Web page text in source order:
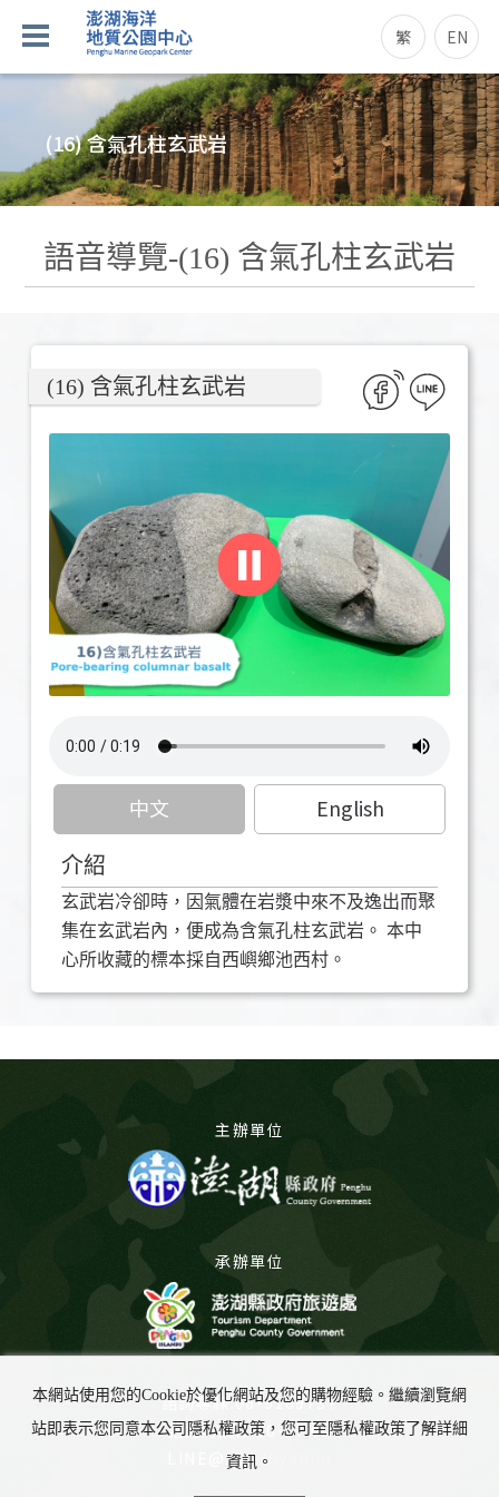
繁 EN
(16) 含氣孔柱玄武岩
語音導覽-(16) 含氣孔柱玄武岩
(16) 含氣孔柱玄武岩
中文 English
介紹
玄武岩冷卻時，因氣體在岩漿中來不及逸出而聚
集在玄武岩內，便成為含氣孔柱玄武岩。 本中
心所收藏的標本採自西嶼鄉池西村。
主辦單位
承辦單位
諮詢專線:06-9269737
諮詢時間:8:00-17:00
LINE@:@675yabuu
本網站使用您的Cookie於優化網站及您的購物經驗。繼續瀏覽網
站即表示您同意本公司隱私權政策，您可至隱私權政策了解詳細
資訊。